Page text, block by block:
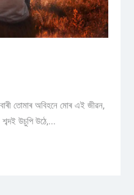
তোমাৰ অবিহনে মোৰ এই জীৱন,
উচুপি উঠে,...